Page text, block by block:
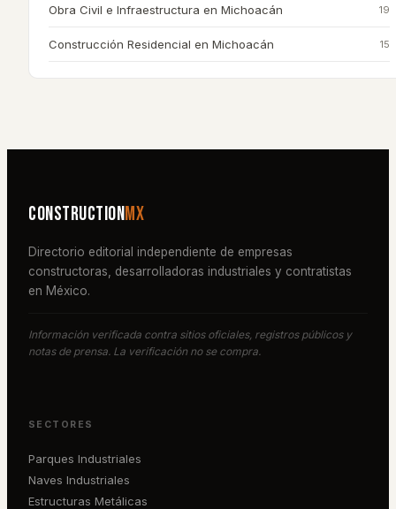
Obra Civil e Infraestructura en Michoacán 19
Construcción Residencial en Michoacán 15
ConstructionMX
Directorio editorial independiente de empresas
constructoras, desarrolladoras industriales y contratistas
en México.
Información verificada contra sitios oficiales, registros públicos y
notas de prensa. La verificación no se compra.
SECTORES
Parques Industriales
Naves Industriales
Estructuras Metálicas